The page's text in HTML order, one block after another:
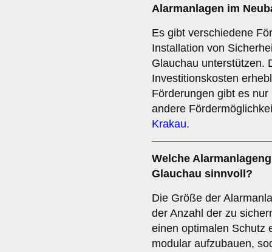
Alarmanlagen im
Es gibt verschiedene
Installation von
Glauchau unterstützen.
Investitionskosten
Förderungen gibt es
andere
Krakau.
Welche
Glauchau sinnvoll?
Die Größe der
der Anzahl der zu
einen optimalen Schutz
modular aufzubauen,